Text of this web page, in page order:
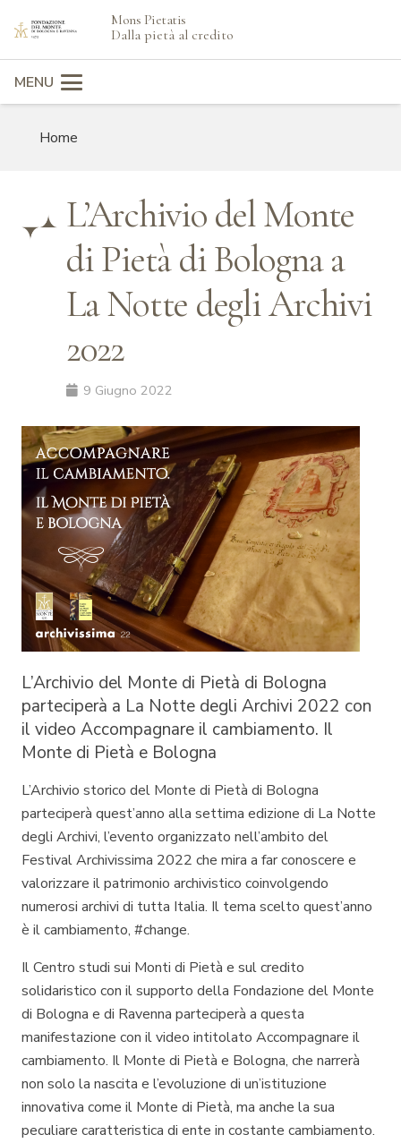
Mons Pietatis
Dalla pietà al credito
MENU
Home
L’Archivio del Monte
di Pietà di Bologna a
La Notte degli Archivi
2022
9 Giugno 2022
L’Archivio del Monte di Pietà di Bologna
parteciperà a La Notte degli Archivi 2022 con
il video Accompagnare il cambiamento. Il
Monte di Pietà e Bologna
L’Archivio storico del Monte di Pietà di Bologna
parteciperà quest’anno alla settima edizione di La Notte
degli Archivi, l’evento organizzato nell’ambito del
Festival Archivissima 2022 che mira a far conoscere e
valorizzare il patrimonio archivistico coinvolgendo
numerosi archivi di tutta Italia. Il tema scelto quest’anno
è il cambiamento, #change.
Il Centro studi sui Monti di Pietà e sul credito
solidaristico con il supporto della Fondazione del Monte
di Bologna e di Ravenna parteciperà a questa
manifestazione con il video intitolato Accompagnare il
cambiamento. Il Monte di Pietà e Bologna, che narrerà
non solo la nascita e l’evoluzione di un’istituzione
innovativa come il Monte di Pietà, ma anche la sua
peculiare caratteristica di ente in costante cambiamento.